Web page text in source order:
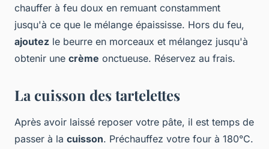
chauffer à feu doux en remuant constamment
jusqu'à ce que le mélange épaississe. Hors du feu,
ajoutez le beurre en morceaux et mélangez jusqu'à
obtenir une crème onctueuse. Réservez au frais.
La cuisson des tartelettes
Après avoir laissé reposer votre pâte, il est temps de
passer à la cuisson. Préchauffez votre four à 180°C.